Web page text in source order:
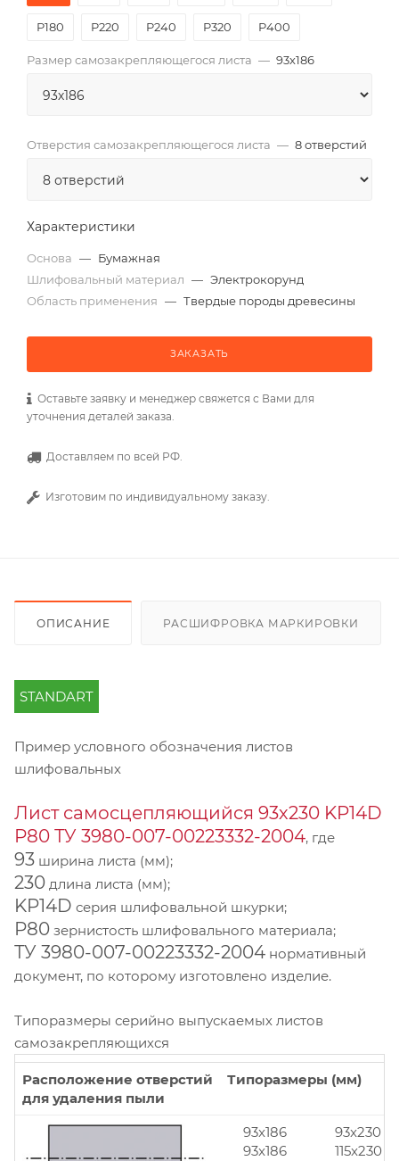
P180 P220 P240 P320 P400
Размер самозакрепляющегося листа — 93х186
Отверстия самозакрепляющегося листа — 8 отверстий
Характеристики
Основа — Бумажная
Шлифовальный материал — Электрокорунд
Область применения — Твердые породы древесины
ЗАКАЗАТЬ
Оставьте заявку и менеджер свяжется с Вами для
уточнения деталей заказа.
Доставляем по всей РФ.
Изготовим по индивидуальному заказу.
ОПИСАНИЕ РАСШИФРОВКА МАРКИРОВКИ
STANDART
Пример условного обозначения листов
шлифовальных
Лист самосцепляющийся 93х230 KP14D
Р80 ТУ 3980-007-00223332-2004, где
93 ширина листа (мм);
230 длина листа (мм);
KP14D серия шлифовальной шкурки;
Р80 зернистость шлифовального материала;
ТУ 3980-007-00223332-2004 нормативный
документ, по которому изготовлено изделие.
Типоразмеры серийно выпускаемых листов
самозакрепляющихся
Расположение отверстий
для удаления пыли
Типоразмеры (мм)
93x186
93x186
93x230
115x230